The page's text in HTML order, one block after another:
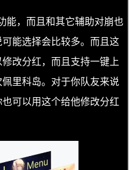
能，而且和其它辅助对崩也
能选择会比较多。而且这
改分红，而且支持一键上
里科岛。对于你队友来说
可以用这个给他修改分红